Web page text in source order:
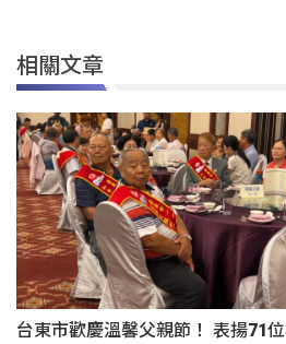
相關文章
台東市歡慶溫馨父親節！ 表揚71